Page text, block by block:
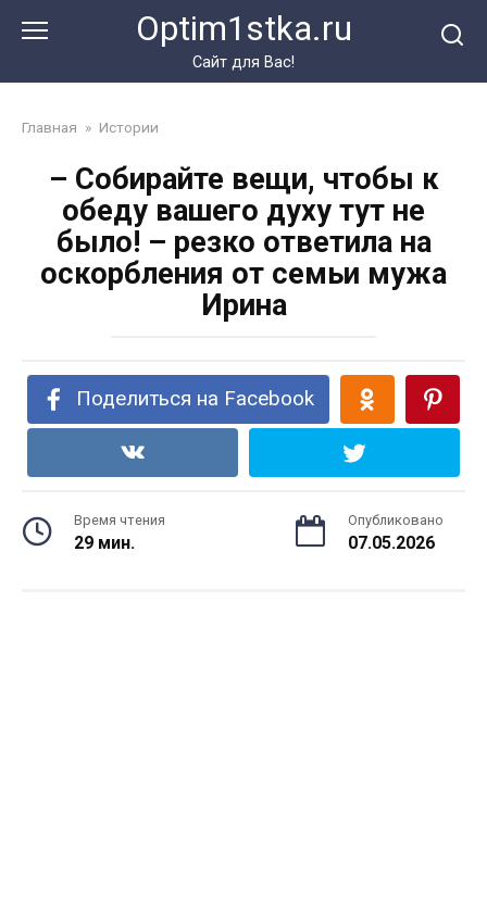
Optim1stka.ru
Сайт для Вас!
Главная » Истории
– Собирайте вещи, чтобы к
обеду вашего духу тут не
было! – резко ответила на
оскорбления от семьи мужа
Ирина
Поделиться на Facebook
Время чтения
29 мин.
Опубликовано
07.05.2026